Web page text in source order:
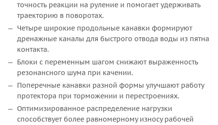
точность реакции на руление и помогает удерживать
траекторию в поворотах.
Четыре широкие продольные канавки формируют
дренажные каналы для быстрого отвода воды из пятна
контакта.
Блоки с переменным шагом снижают выраженность
резонансного шума при качении.
Поперечные канавки разной формы улучшают работу
протектора при торможении и перестроениях.
Оптимизированное распределение нагрузки
способствует более равномерному износу рабочей